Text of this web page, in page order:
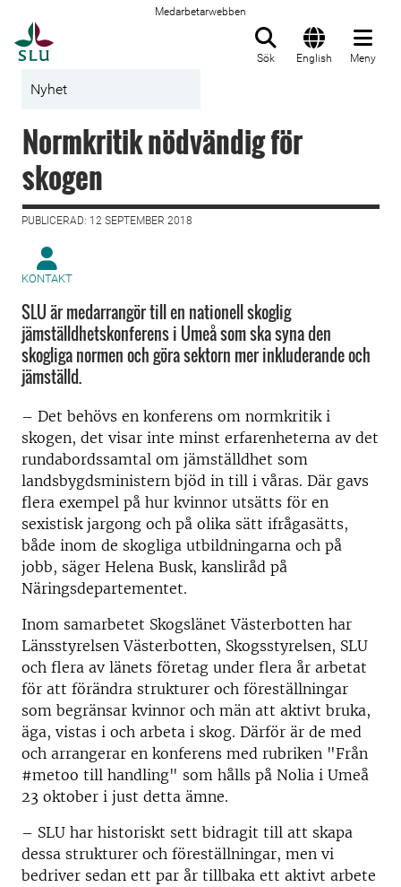
Medarbetarwebben
Sök English Meny
Nyhet
Normkritik nödvändig för
skogen
PUBLICERAD: 12 SEPTEMBER 2018
KONTAKT
SLU är medarrangör till en nationell skoglig
jämställdhetskonferens i Umeå som ska syna den
skogliga normen och göra sektorn mer inkluderande och
jämställd.
– Det behövs en konferens om normkritik i
skogen, det visar inte minst erfarenheterna av det
rundabordssamtal om jämställdhet som
landsbygdsministern bjöd in till i våras. Där gavs
flera exempel på hur kvinnor utsätts för en
sexistisk jargong och på olika sätt ifrågasätts,
både inom de skogliga utbildningarna och på
jobb, säger Helena Busk, kansliråd på
Näringsdepartementet.
Inom samarbetet Skogslänet Västerbotten har
Länsstyrelsen Västerbotten, Skogsstyrelsen, SLU
och flera av länets företag under flera år arbetat
för att förändra strukturer och föreställningar
som begränsar kvinnor och män att aktivt bruka,
äga, vistas i och arbeta i skog. Därför är de med
och arrangerar en konferens med rubriken "Från
#metoo till handling" som hålls på Nolia i Umeå
23 oktober i just detta ämne.
– SLU har historiskt sett bidragit till att skapa
dessa strukturer och föreställningar, men vi
bedriver sedan ett par år tillbaka ett aktivt arbete